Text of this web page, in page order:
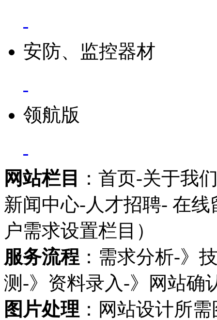
安防、监控器材
领航版
网站栏目
：首页-关于我
新闻中心-人才招聘- 在
户需求设置栏目）
服务流程 ：需求分析-》
测-》资料录入-》网站确
图片处理 ：网站设计所